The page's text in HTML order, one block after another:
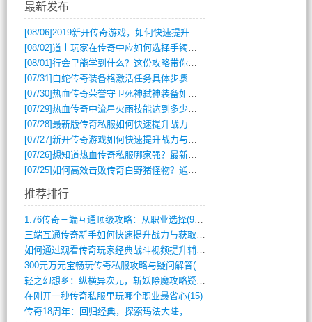
最新发布
[08/06]2019新开传奇游戏，如何快速提升角色等级？
[08/02]道士玩家在传奇中应如何选择手镯装备？
[08/01]行会里能学到什么？这份攻略带你全掌握
[07/31] 白蛇传奇装备格激活任务具体步骤是什么？如何完成？
[07/30]热血传奇荣誉守卫死神弑神装备如何获取与佩戴攻略？
[07/29]热血传奇中流星火雨技能达到多少级可以开始练装备？
[07/28]最新版传奇私服如何快速提升战力与获取稀有装备？
[07/27]新开传奇游戏如何快速提升战力与获取稀有装备？
[07/26]想知道热血传奇私服哪家强？最新排行榜攻略全解析
[07/25]如何高效击败传奇白野猪怪物？通关技巧全解析
推荐排行
1.76传奇三端互通顶级攻略：从职业选择(972)
三端互通传奇新手如何快速提升战力与获取稀(379)
如何通过观看传奇玩家经典战斗视频提升辅助(661)
300元万元宝畅玩传奇私服攻略与疑问解答(828)
轻之幻想乡：纵横异次元，斩妖除魔攻略疑云(404)
在刚开一秒传奇私服里玩哪个职业最省心(15)
传奇18周年：回归经典，探索玛法大陆，寻(798)